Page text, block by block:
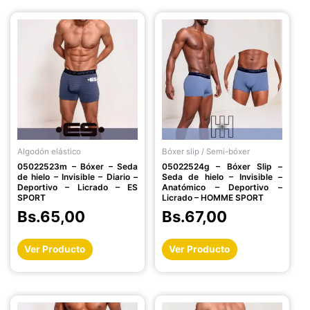
Algodón elástico
05022523m – Bóxer – Seda
de hielo – Invisible – Diario –
Deportivo – Licrado – ES
SPORT
Bs.65,00
Ver Producto
Este
producto
tiene
múltiples
variantes.
Las
opciones
se
pueden
en
la
Bóxer slip / Semi-bóxer
05022524g – Bóxer Slip –
Seda de hielo – Invisible –
Anatómico – Deportivo –
Licrado – HOMME SPORT
Bs.67,00
Ver Producto
Este
tiene
múltiples
variantes.
Las
opciones
se
pueden
elegir
en
la
página
Este
Este